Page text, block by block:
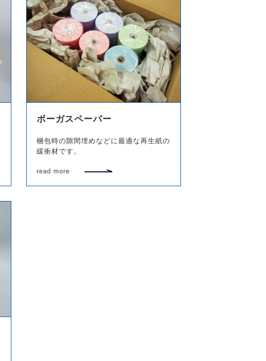
ボーガスペーパー
梱包時の隙間埋めなどに最適な再生紙の
緩衝材です。
read more